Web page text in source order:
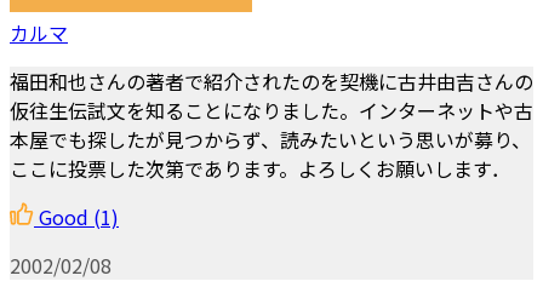
カルマ
福田和也さんの著者で紹介されたのを契機に古井由吉さんの
仮往生伝試文を知ることになりました。インターネットや古
本屋でも探したが見つからず、読みたいという思いが募り、
ここに投票した次第であります。よろしくお願いします．
Good (1)
2002/02/08